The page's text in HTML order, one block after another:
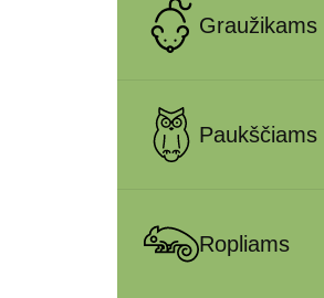
Graužikams
Paukščiams
Ropliams